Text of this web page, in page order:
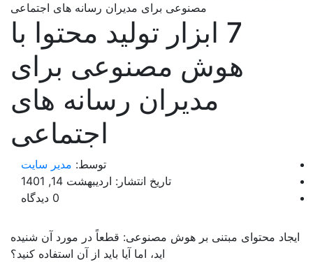
مصنوعی برای مدیران رسانه های اجتماعی
7 ابزار تولید محتوا با
هوش مصنوعی برای
مدیران رسانه های
اجتماعی
توسط:مدیر سایت
تاریخ انتشار: اردیبهشت 14, 1401
محتوای مبتنی بر هوش مصنوعی: قطعاً در مورد آن شنیده
اید، اما آیا باید از آن استفاده کنید؟